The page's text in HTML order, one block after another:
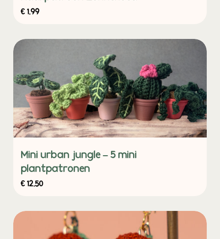
€1,99
Mini urban jungle – 5 mini
plantpatronen
€12,50